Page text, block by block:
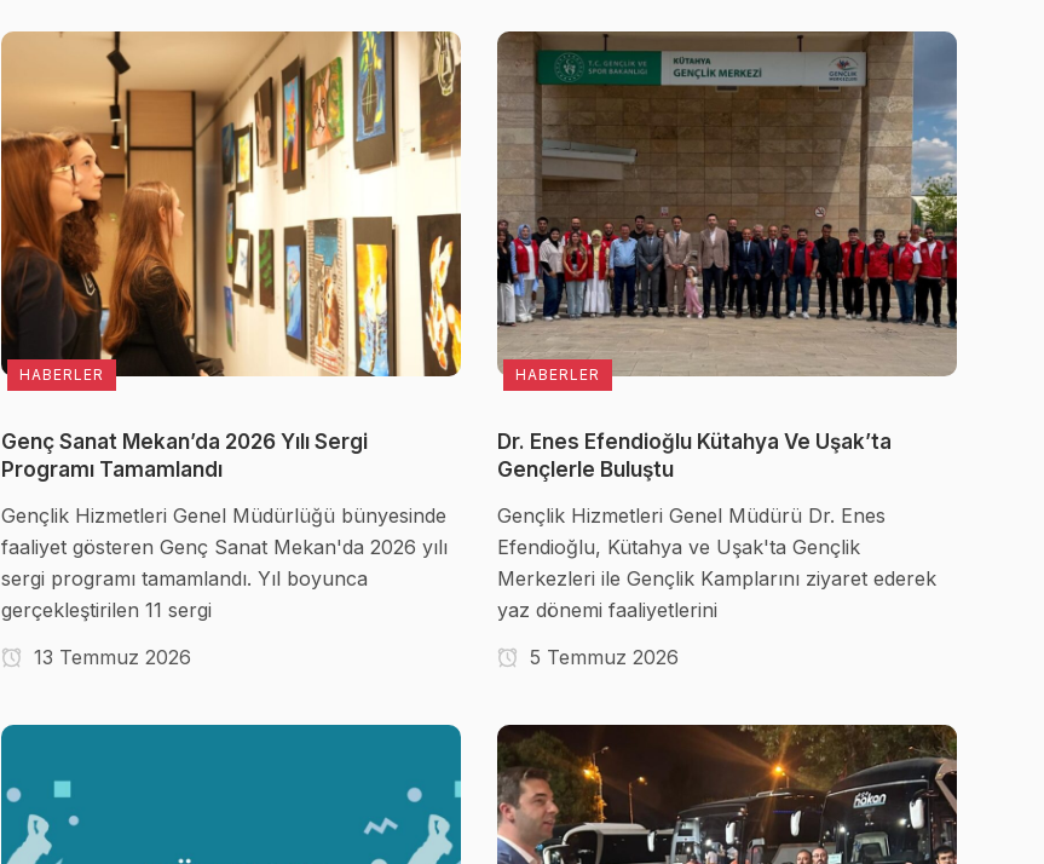
HABERLER
Genç Sanat Mekan’da 2026 Yılı Sergi
Programı Tamamlandı
Gençlik Hizmetleri Genel Müdürlüğü bünyesinde
faaliyet gösteren Genç Sanat Mekan'da 2026 yılı
sergi programı tamamlandı. Yıl boyunca
gerçekleştirilen 11 sergi
13 Temmuz 2026
HABERLER
Dr. Enes Efendioğlu Kütahya Ve Uşak’ta
Gençlerle Buluştu
Gençlik Hizmetleri Genel Müdürü Dr. Enes
Efendioğlu, Kütahya ve Uşak'ta Gençlik
Merkezleri ile Gençlik Kamplarını ziyaret ederek
yaz dönemi faaliyetlerini
5 Temmuz 2026